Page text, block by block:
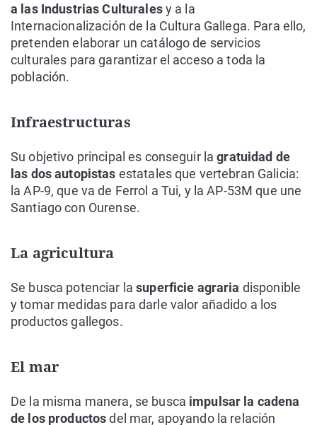
a las Industrias Culturalesy a la
Internacionalización de la Cultura Gallega. Para ello,
pretenden elaborar un catálogo de servicios
culturales para garantizar el acceso a toda la
población.
Infraestructuras
Su objetivo principal es conseguir lagratuidad de
las dos autopistas estatales que vertebran Galicia:
la AP-9, que va de Ferrol a Tui, y la AP-53M que une
Santiago con Ourense.
La agricultura
Se busca potenciar lasuperficie agraria disponible
y tomar medidas para darle valor añadido a los
productos gallegos.
El mar
De la misma manera, se busca impulsar la cadena
de los productosdel mar, apoyando la relación